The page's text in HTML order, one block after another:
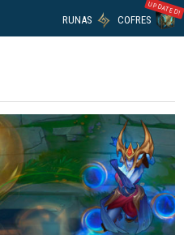
RUNAS COFRES
UPDATED!